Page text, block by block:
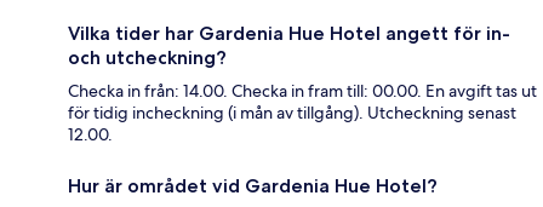
Vilka tider har Gardenia Hue Hotel angett för in-
och utcheckning?
Checka in från: 14.00. Checka in fram till: 00.00. En avgift tas ut
för tidig incheckning (i mån av tillgång). Utcheckning senast
12.00.
Hur är området vid Gardenia Hue Hotel?